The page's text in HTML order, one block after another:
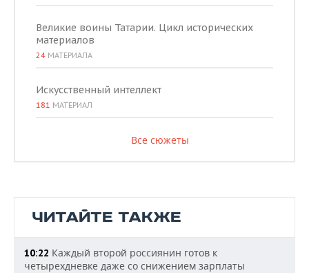
Великие воины Татарии. Цикл исторических
материалов
24 МАТЕРИАЛА
Искусственный интеллект
181 МАТЕРИАЛ
Все сюжеты
ЧИТАЙТЕ ТАКЖЕ
10:22 Каждый второй россиянин готов к
четырехдневке даже со снижением зарплаты